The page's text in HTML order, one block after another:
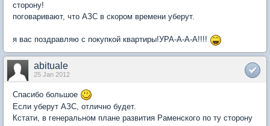
сторону!
поговаривают, что АЗС в скором времени уберут.
я вас поздравляю с покупкой квартиры!УРА-А-А-А!!!!
abituale
25 Jan 2012
Спасибо большое
Если уберут АЗС, отлично будет.
Кстати, в генеральном плане развития Раменского по ту сторону